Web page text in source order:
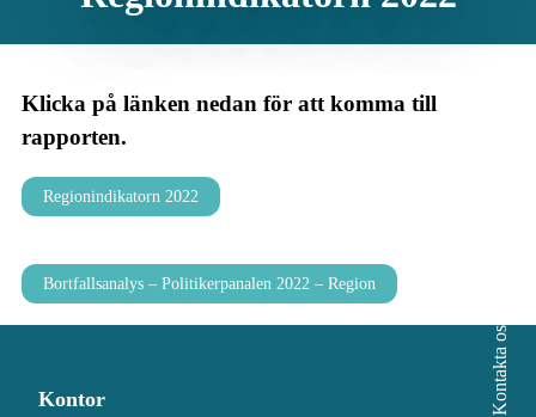
Kontakta oss
Klicka på länken nedan för att komma till
rapporten.
Regionindikatorn 2022
Bortfallsanalys – Politikerpanalen 2022 – Region
Kontor